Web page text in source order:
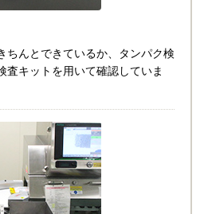
ちんとできているか、タンパク検
査キットを用いて確認していま